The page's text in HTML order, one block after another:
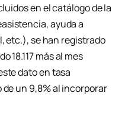
en el catálogo de la
ayuda a
etc.), se han registrado
18.117 más al mes
dato en tasa
un 9,8% al incorporar